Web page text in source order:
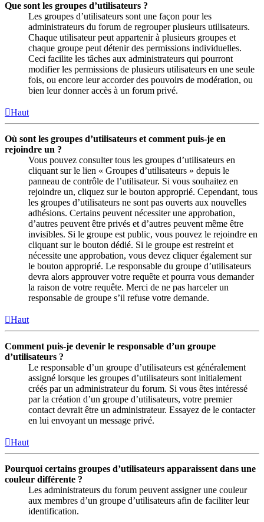
Que sont les groupes d’utilisateurs ?
Les groupes d’utilisateurs sont une façon pour les
administrateurs du forum de regrouper plusieurs utilisateurs.
Chaque utilisateur peut appartenir à plusieurs groupes et
chaque groupe peut détenir des permissions individuelles.
Ceci facilite les tâches aux administrateurs qui pourront
modifier les permissions de plusieurs utilisateurs en une seule
fois, ou encore leur accorder des pouvoirs de modération, ou
bien leur donner accès à un forum privé.
Haut
Où sont les groupes d’utilisateurs et comment puis-je en
rejoindre un ?
Vous pouvez consulter tous les groupes d’utilisateurs en
cliquant sur le lien « Groupes d’utilisateurs » depuis le
panneau de contrôle de l’utilisateur. Si vous souhaitez en
rejoindre un, cliquez sur le bouton approprié. Cependant, tous
les groupes d’utilisateurs ne sont pas ouverts aux nouvelles
adhésions. Certains peuvent nécessiter une approbation,
d’autres peuvent être privés et d’autres peuvent même être
invisibles. Si le groupe est public, vous pouvez le rejoindre en
cliquant sur le bouton dédié. Si le groupe est restreint et
nécessite une approbation, vous devez cliquer également sur
le bouton approprié. Le responsable du groupe d’utilisateurs
devra alors approuver votre requête et pourra vous demander
la raison de votre requête. Merci de ne pas harceler un
responsable de groupe s’il refuse votre demande.
Haut
Comment puis-je devenir le responsable d’un groupe
d’utilisateurs ?
Le responsable d’un groupe d’utilisateurs est généralement
assigné lorsque les groupes d’utilisateurs sont initialement
créés par un administrateur du forum. Si vous êtes intéressé
par la création d’un groupe d’utilisateurs, votre premier
contact devrait être un administrateur. Essayez de le contacter
en lui envoyant un message privé.
Haut
Pourquoi certains groupes d’utilisateurs apparaissent dans une
couleur différente ?
Les administrateurs du forum peuvent assigner une couleur
aux membres d’un groupe d’utilisateurs afin de faciliter leur
identification.